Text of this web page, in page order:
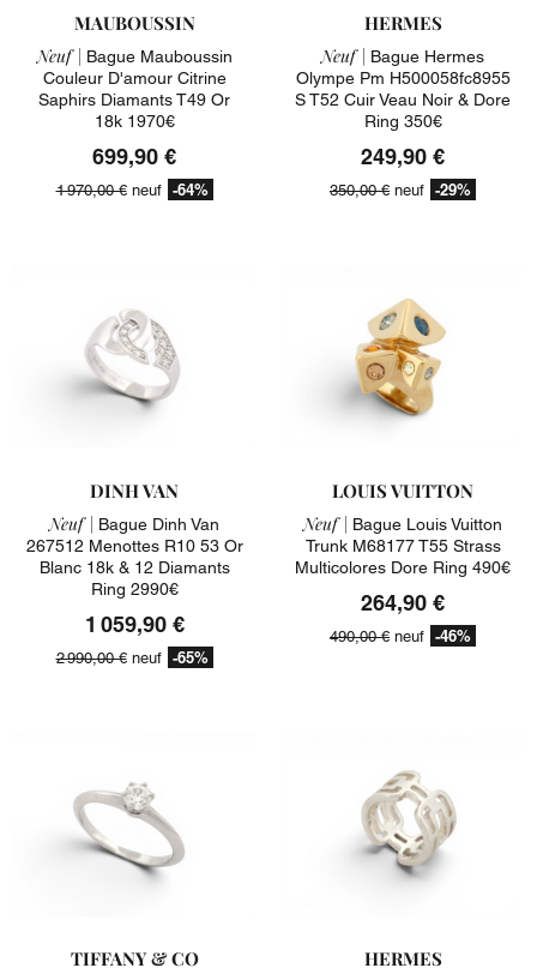
MAUBOUSSIN
Neuf | Bague Mauboussin
Couleur D'amour Citrine
Saphirs Diamants T49 Or
18k 1970€
699,90 €
1 970,00 €neuf -64%
HERMES
Neuf | Bague Hermes
Olympe Pm H500058fc8955
S T52 Cuir Veau Noir & Dore
Ring 350€
249,90 €
350,00 € neuf -29%
DINH VAN
Neuf | Bague Dinh Van
267512 Menottes R10 53 Or
Blanc 18k & 12 Diamants
Ring 2990€
1 059,90 €
2 990,00 €neuf -65%
LOUIS VUITTON
Neuf | Bague Louis Vuitton
Trunk M68177 T55 Strass
Multicolores Dore Ring 490€
264,90 €
490,00 € neuf -46%
TIFFANY & CO HERMES